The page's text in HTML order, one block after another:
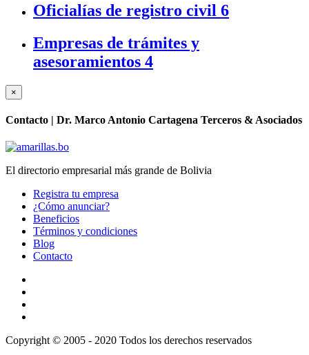
Oficialías de registro civil 6
Empresas de trámites y
asesoramientos 4
×
Contacto | Dr. Marco Antonio Cartagena Terceros & Asociados
El directorio empresarial más grande de Bolivia
Registra tu empresa
¿Cómo anunciar?
Beneficios
Términos y condiciones
Blog
Contacto
Copyright © 2005 - 2020 Todos los derechos reservados